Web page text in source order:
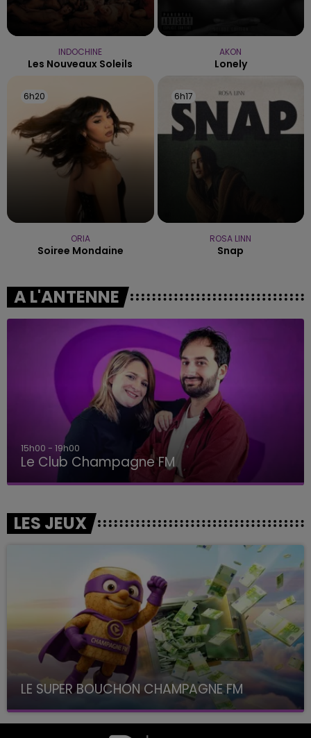
INDOCHINE
Les Nouveaux Soleils
AKON
Lonely
6h20
6h20
ORIA
Soiree Mondaine
6h17
6h17
ROSA LINN
Snap
A L'ANTENNE
15h00 - 19h00
Le Club Champagne FM
LES JEUX
LE SUPER BOUCHON CHAMPAGNE FM
avec La Famille Champagne FM, à 8H10